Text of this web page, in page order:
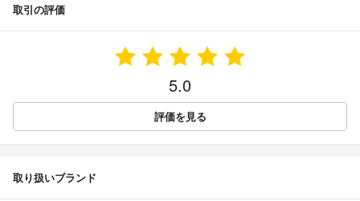
取引の評価
5.0
評価を見る
取り扱いブランド